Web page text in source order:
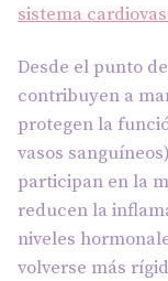
sistema
Desde el punto
contribuyen a
protegen la
vasos
participan en la
reducen la
niveles
volverse más